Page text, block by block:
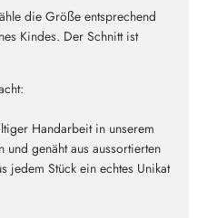
die Größe entsprechend
Kindes. Der Schnitt ist
Handarbeit in unserem
genäht aus aussortierten
jedem Stück ein echtes Unikat